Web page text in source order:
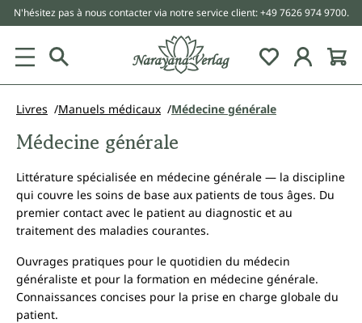
principal
N'hésitez pas à nous contacter via notre service client: +49 7626 974 9700.
Livres Manuels médicaux Médecine générale
Médecine générale
Littérature spécialisée en médecine générale — la discipline
qui couvre les soins de base aux patients de tous âges. Du
premier contact avec le patient au diagnostic et au
traitement des maladies courantes.
Ouvrages pratiques pour le quotidien du médecin
généraliste et pour la formation en médecine générale.
Connaissances concises pour la prise en charge globale du
patient.